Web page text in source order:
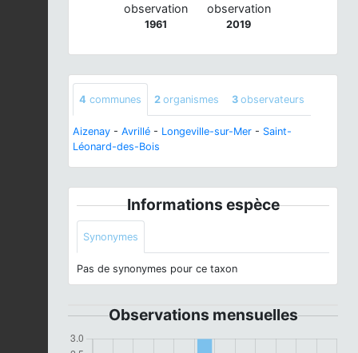
observation
1961
observation
2019
4 communes 2 organismes 3 observateurs
Aizenay - Avrillé - Longeville-sur-Mer - Saint-
Léonard-des-Bois
Informations espèce
Synonymes
Pas de synonymes pour ce taxon
Observations mensuelles